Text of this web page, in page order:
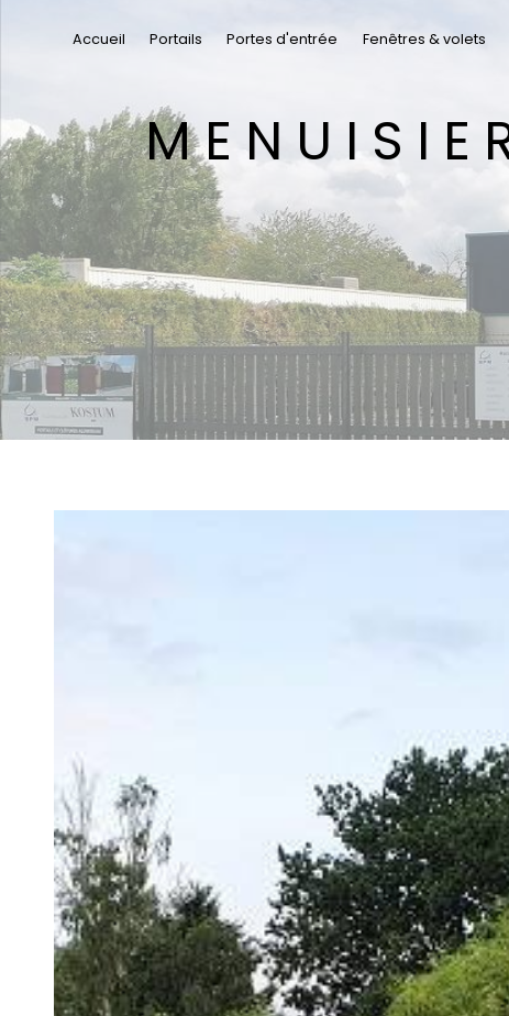
Accueil Portails Portes d'entrée Fenêtres & volets
MENUISIER QUALIFIÉ RGE SAINT-